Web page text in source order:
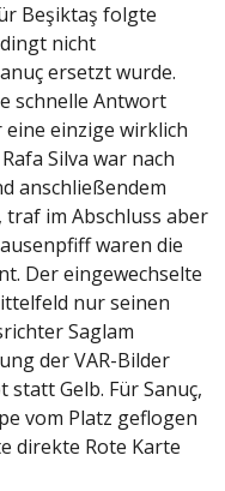
Beşiktaş folgte
nicht
ersetzt wurde.
schnelle Antwort
einzige wirklich
Silva war nach
anschließendem
im Abschluss aber
waren die
Der eingewechselte
nur seinen
Saglam
der VAR-Bilder
statt Gelb. Für Sanuç,
vom Platz geflogen
direkte Rote Karte